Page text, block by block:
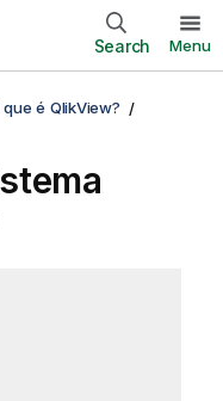
Search Menu
que é QlikView?